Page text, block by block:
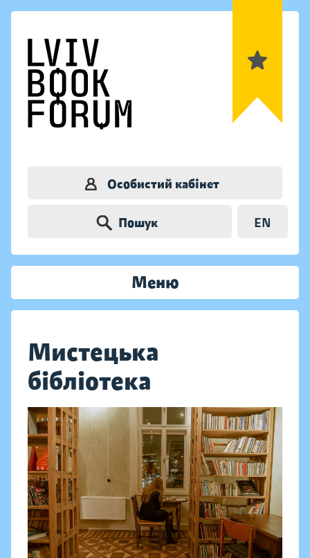
Особистий кабінет
Пошук EN
Меню
Мистецька
бібліотека